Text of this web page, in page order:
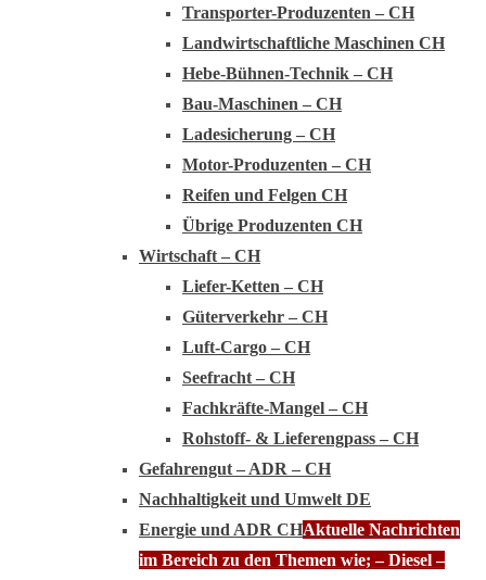
Transporter-Produzenten – CH
Landwirtschaftliche Maschinen CH
Hebe-Bühnen-Technik – CH
Bau-Maschinen – CH
Ladesicherung – CH
Motor-Produzenten – CH
Reifen und Felgen CH
Übrige Produzenten CH
Wirtschaft – CH
Liefer-Ketten – CH
Güterverkehr – CH
Luft-Cargo – CH
Seefracht – CH
Fachkräfte-Mangel – CH
Rohstoff- & Lieferengpass – CH
Gefahrengut – ADR – CH
Nachhaltigkeit und Umwelt DE
Energie und ADR CHAktuelle Nachrichten
im Bereich zu den Themen wie; – Diesel –